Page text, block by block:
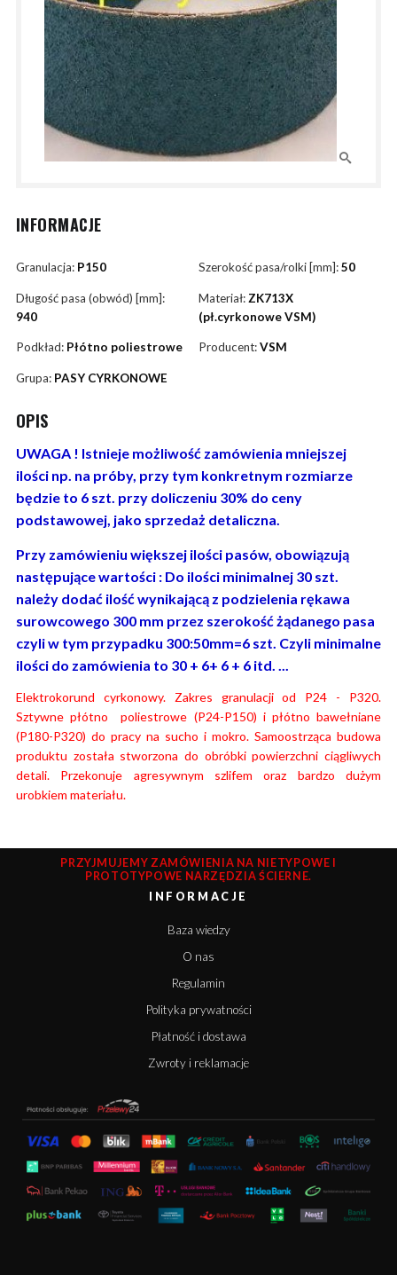
INFORMACJE
Granulacja: P150 Szerokość pasa/rolki [mm]:50
Długość pasa (obwód) [mm]:
940
Materiał: ZK713X
(pł.cyrkonowe VSM)
Podkład: Płótno poliestrowe Producent:VSM
Grupa: PASY CYRKONOWE
OPIS
UWAGA ! Istnieje możliwość zamówienia mniejszej
ilości np. na próby, przy tym konkretnym rozmiarze
będzie to 6 szt. przy doliczeniu 30% do ceny
podstawowej, jako sprzedaż detaliczna.
Przy zamówieniu większej ilości pasów, obowiązują
następujące wartości : Do ilości minimalnej 30 szt.
należy dodać ilość wynikającą z podzielenia rękawa
surowcowego 300 mm przez szerokość żądanego pasa
czyli w tym przypadku 300:50mm=6 szt. Czyli minimalne
ilości do zamówienia to 30 + 6+ 6 + 6 itd. ...
Elektrokorund cyrkonowy. Zakres granulacji od P24 - P320.
Sztywne płótno poliestrowe (P24-P150) i płótno bawełniane
(P180-P320) do pracy na sucho i mokro. Samoostrząca budowa
produktu została stworzona do obróbki powierzchni ciągliwych
detali. Przekonuje agresywnym szlifem oraz bardzo dużym
urobkiem materiału.
PRZYJMUJEMY ZAMÓWIENIA NA NIETYPOWE I
PROTOTYPOWE NARZĘDZIA ŚCIERNE.
INFORMACJE
Baza wiedzy
O nas
Regulamin
Polityka prywatności
Płatność i dostawa
Zwroty i reklamacje